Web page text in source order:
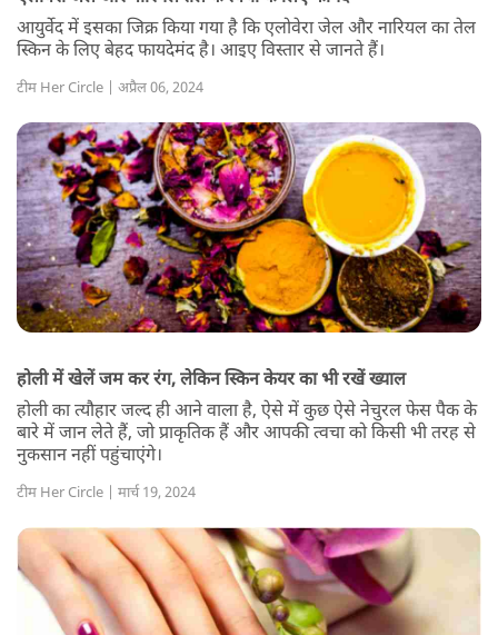
आयुर्वेद में इसका जिक्र किया गया है कि एलोवेरा जेल और नारियल का तेल
स्किन के लिए बेहद फायदेमंद है। आइए विस्तार से जानते हैं।
टीम Her Circle | अप्रैल 06, 2024
होली में खेलें जम कर रंग, लेकिन स्किन केयर का भी रखें ख्याल
होली का त्यौहार जल्द ही आने वाला है, ऐसे में कुछ ऐसे नेचुरल फेस पैक के
बारे में जान लेते हैं, जो प्राकृतिक हैं और आपकी त्वचा को किसी भी तरह से
नुकसान नहीं पहुंचाएंगे।
टीम Her Circle | मार्च 19, 2024